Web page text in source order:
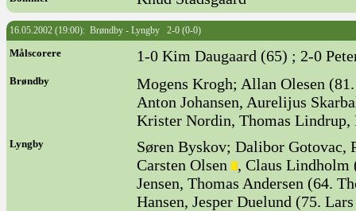
16.05.2002 (19:00): Brøndby - Lyngby 2-0 (0-0)
Målscorere 1-0 Kim Daugaard (65) ; 2-0
Brøndby
Mogens Krogh; Allan Olesen
Anton Johansen, Aurelijus
Krister Nordin, Thomas Lindrup,
Lyngby
Søren Byskov; Dalibor
Carsten Olsen
, Claus Lindholm
Jensen, Thomas Andersen (64.
Hansen, Jesper Duelund (75.